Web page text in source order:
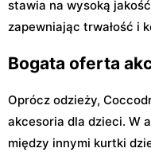
stawia na wysoką
zapewniając trwałość i
Bogata oferta
Oprócz odzieży,
akcesoria dla dzieci. W
między innymi kurtki